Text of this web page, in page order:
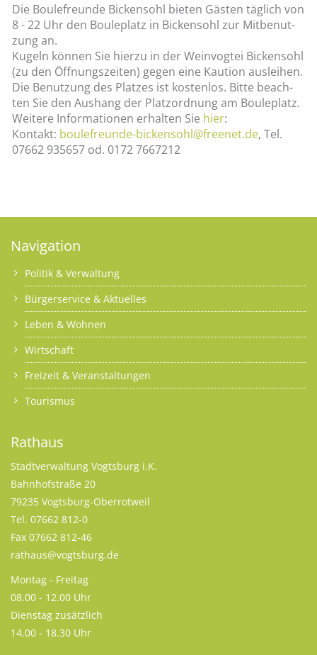
Die Bou­le­freun­de Bi­cken­sohl bie­ten Gäs­ten täg­lich von
8 - 22 Uhr den Boule­platz in Bi­cken­sohl zur Mit­be­nut­
zung an.
Ku­geln kön­nen Sie hier­zu in der Wein­vog­tei Bi­cken­sohl
(zu den Öff­nungs­zei­ten) gegen eine Kau­ti­on aus­lei­hen.
Die Be­nut­zung des Plat­zes ist kos­ten­los. Bitte be­ach­
ten Sie den Aus­hang der Platz­ord­nung am Boule­platz.
Wei­te­re In­for­ma­tio­nen er­hal­ten Sie hier:
Kon­takt: bou­le­freun­de-bi­cken­sohl@​freenet.​de, Tel.
07662 935657 od. 0172 7667212
Navigation
Politik & Verwaltung
Bürgerservice & Aktuelles
Leben & Wohnen
Wirtschaft
Freizeit & Veranstaltungen
Tourismus
Rathaus
Stadtverwaltung Vogtsburg i.K.
Bahnhofstraße 20
79235 Vogtsburg-Oberrotweil
Tel. 07662 812-0
Fax 07662 812-46
rathaus@vogtsburg.de
Montag - Freitag
08.00 - 12.00 Uhr
Dienstag zusätzlich
14.00 - 18.30 Uhr